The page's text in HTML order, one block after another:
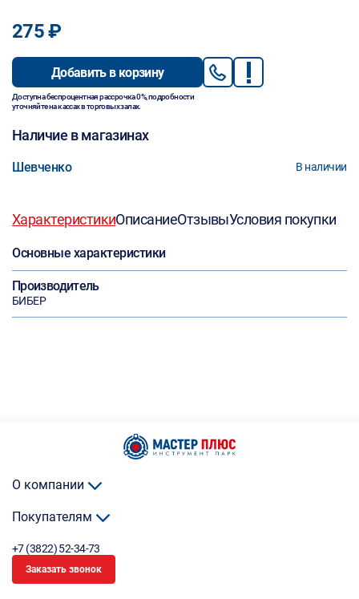
275 ₽
Добавить в корзину
Доступна беспроцентная рассрочка 0%, подробности
уточняйте на кассах в торговых залах.
Наличие в магазинах
Шевченко В наличии
ХарактеристикиОписаниеОтзывыУсловия покупки
Основные характеристики
Производитель
БИБЕР
О компании
Покупателям
+7 (3822) 52-34-73
Заказать звонок